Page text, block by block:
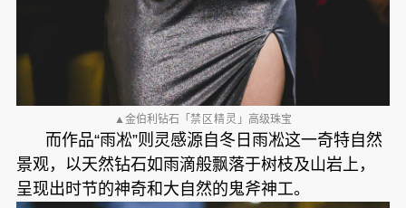
▲金伯利钻石「 禁区精灵 」高级珠宝
而作品“雨凇”则灵感源自冬日雨凇这一奇特自然
景观，以天然钻石如雨滴般飘落于树枝及山岩上，
呈现出时节的神奇和大自然的鬼斧神工。